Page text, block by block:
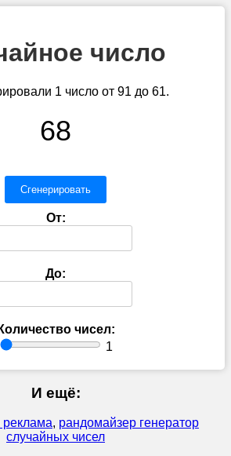
число
1 число от 91 до 61.
68
Сгенерировать
От:
До:
Количество чисел:
1
И ещё:
реклама, рандомайзер генератор
случайных чисел